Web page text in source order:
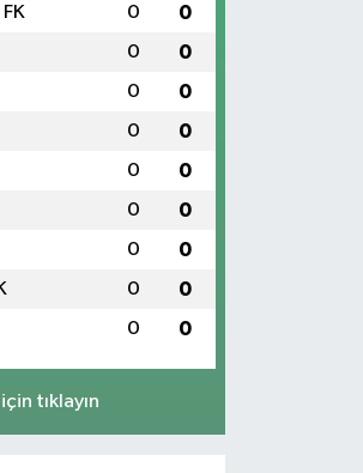
0 0
0 0
0 0
0 0
0 0
0 0
0 0
0 0
0 0
tıklayın